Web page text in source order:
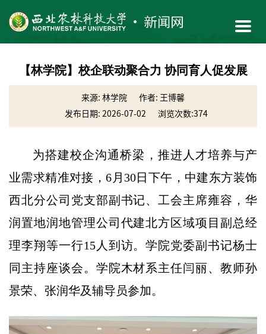
【林学院】校企联动聚合力 协同育人促发展
来源: 林学院
作者: 王博馨
发布日期: 2026-07-02
浏览次数:374
为搭建校企沟通桥梁，推进人才培养与产
业需求精准对接，6月30日下午，中建东方装饰
西北分公司党支部副书记、工会主席雍容，华
润置地润地管理公司代建北方区域项目副总经
理李翔等一行15人到访。学院党委副书记杨士
同主持座谈会。学院木材系主任闫丽、教师孙
景荣、张润华及辅导员参加。